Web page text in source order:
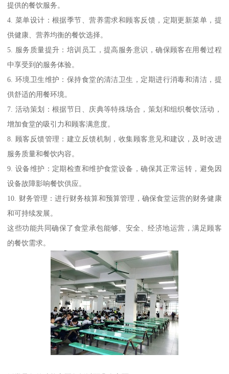
提供的餐饮服务。
4. 菜单设计：根据季节、营养需求和顾客反馈，定期更新菜单，提
供健康、营养均衡的餐饮选择。
5. 服务质量提升：培训员工，提高服务意识，确保顾客在用餐过程
中享受到的服务体验。
6. 环境卫生维护：保持食堂的清洁卫生，定期进行消毒和清洁，提
供舒适的用餐环境。
7. 活动策划：根据节日、庆典等特殊场合，策划和组织餐饮活动，
增加食堂的吸引力和顾客满意度。
8. 顾客反馈管理：建立反馈机制，收集顾客意见和建议，及时改进
服务质量和餐饮内容。
9. 设备维护：定期检查和维护食堂设备，确保其正常运转，避免因
设备故障影响餐饮供应。
10. 财务管理：进行财务核算和预算管理，确保食堂运营的财务健康
和可持续发展。
这些功能共同确保了食堂承包能够、安全、经济地运营，满足顾客
的餐饮需求。